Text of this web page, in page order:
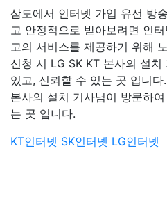
삼도에서 인터넷 가입 유선 방
고 안정적으로 받아보려면 인
고의 서비스를 제공하기 위해
신청 시 LG SK KT 본사의 설
있고, 신뢰할 수 있는 곳 입니
본사의 설치 기사님이 방문하
는 곳 입니다.
KT인터넷 SK인터넷 LG인터넷